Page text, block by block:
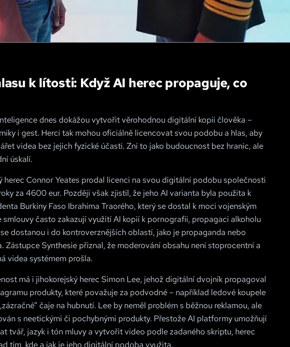
k lítosti: Když AI herec propaguje, co
dnes dokážou vytvořit věrohodnou digitální kopii člověka –
i gest. Herci tak mohou oficiálně licencovat svou podobu a hlas, aby
videa bez jejich fyzické účasti. Zní to jako budoucnost bez hranic, ale
úskalí.
herec Connor Yeates prodal licenci na svou digitální podobu společnosti
za 4600 eur. Později však zjistil, že jeho AI varianta byla použita k
Burkiny Faso Ibrahima Traorého, který se dostal k moci vojenským
smlouvy často zakazují využití AI kopií k pornografii, propagaci alkoholu
dostanou i do kontroverznějších oblastí, jako je propaganda nebo
Zástupce Synthesie přiznal, že moderování obsahu není stoprocentní a
videa systémem prošla.
má i jihokorejský herec Simon Lee, jehož digitální dvojník propagoval
produkty, které považuje za podvodné – například ledové koupele
čaje na hubnutí. Lee by neměl problém s běžnou reklamou, ale
s neetickými či pochybnými produkty. Přestože AI platformy umožňují
tvář, jazyk i tón mluvy a vytvořit video podle zadaného skriptu, herec
tím, kde a jak je jeho digitální podoba využita.